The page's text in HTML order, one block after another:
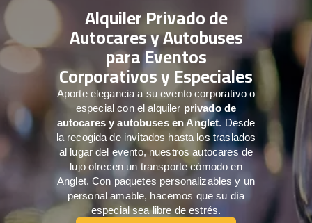
Alquiler Privado de
Autocares y Autobuses
para Eventos
Corporativos y Especiales
Aporte elegancia a su evento corporativo o
especial con el alquiler privado de
autocares y autobuses en Anglet. Desde
la recogida de invitados hasta los traslados
al lugar del evento, nuestros autocares de
lujo ofrecen un transporte cómodo en
Anglet. Con paquetes personalizables y un
personal amable, hacemos que su día
especial sea libre de estrés.